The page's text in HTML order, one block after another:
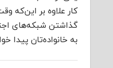
کار علاوه بر این‌که
گذاشتن شبکه‌های
به خانواده‌تان پیدا